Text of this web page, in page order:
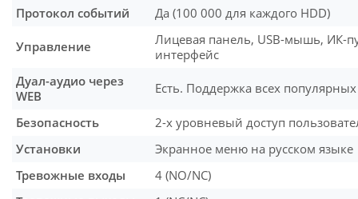
Протокол событий Да (100 000 для каждого HDD)
Управление
Лицевая панель, USB-мышь, ИК-
интерфейс
Дуал-аудио через
WEB
Есть. Поддержка всех
Безопасность
2-х уровневый доступ
Установки
Экранное меню на русском языке
Тревожные входы
4 (NO/NC)